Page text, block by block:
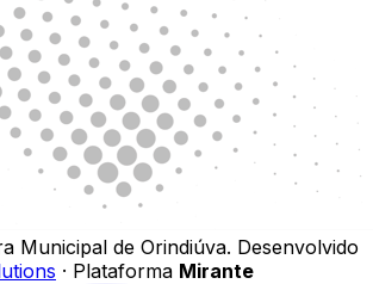
Municipal de Orindiúva. Desenvolvido
· Plataforma Mirante